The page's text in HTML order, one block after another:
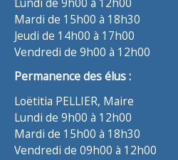
Mardi de 15h00 à 18h30
Jeudi de 14h00 à 17h00
Vendredi de 9h00 à 12h00
Permanence des élus :
Loëtitia PELLIER, Maire
Lundi de 9h00 à 12h00
Mardi de 15h00 à 18h30
Vendredi de 09h00 à 12h00